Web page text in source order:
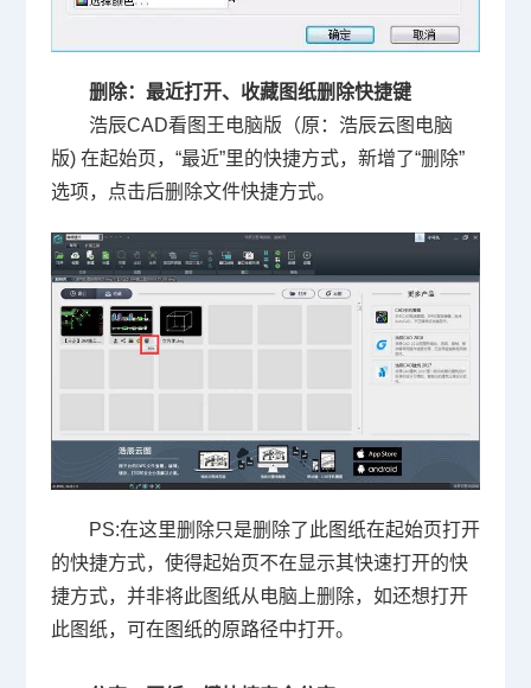
删除：最近打开、收藏图纸删除快捷键
浩辰CAD看图王电脑版（原：浩辰云图电脑
版) 在起始页，“最近”里的快捷方式，新增了“删除”
选项，点击后删除文件快捷方式。
PS:在这里删除只是删除了此图纸在起始页打开
的快捷方式，使得起始页不在显示其快速打开的快
捷方式，并非将此图纸从电脑上删除，如还想打开
此图纸，可在图纸的原路径中打开。